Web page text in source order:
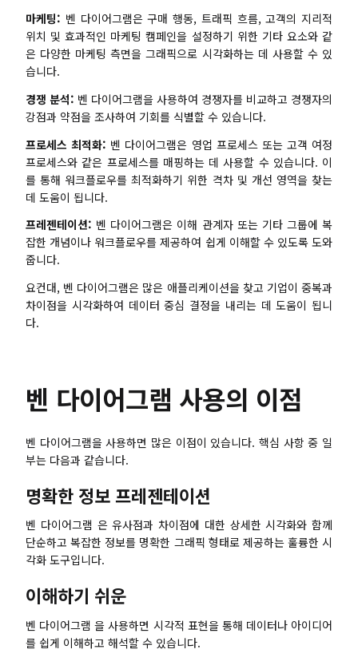
다운로드
업데이트 일기
블로그
기업
기업 버전
프라이빗 네트워크 배포
가격
마케팅: 벤 다이어그램은 구매 행동, 트래픽 흐름, 고객의 지리적
위치 및 효과적인 마케팅 캠페인을 설정하기 위한 기타 요소와 같
은 다양한 마케팅 측면을 그래픽으로 시각화하는 데 사용할 수 있
습니다.
경쟁 분석: 벤 다이어그램을 사용하여 경쟁자를 비교하고 경쟁자의
강점과 약점을 조사하여 기회를 식별할 수 있습니다.
프로세스 최적화: 벤 다이어그램은 영업 프로세스 또는 고객 여정
프로세스와 같은 프로세스를 매핑하는 데 사용할 수 있습니다. 이
를 통해 워크플로우를 최적화하기 위한 격차 및 개선 영역을 찾는
데 도움이 됩니다.
프레젠테이션: 벤 다이어그램은 이해 관계자 또는 기타 그룹에 복
잡한 개념이나 워크플로우를 제공하여 쉽게 이해할 수 있도록 도와
줍니다.
요컨대, 벤 다이어그램은 많은 애플리케이션을 찾고 기업이 중복과
차이점을 시각화하여 데이터 중심 결정을 내리는 데 도움이 됩니
다.
벤 다이어그램 사용의 이점
벤 다이어그램을 사용하면 많은 이점이 있습니다. 핵심 사항 중 일
부는 다음과 같습니다.
명확한 정보 프레젠테이션
벤 다이어그램 은 유사점과 차이점에 대한 상세한 시각화와 함께
단순하고 복잡한 정보를 명확한 그래픽 형태로 제공하는 훌륭한 시
각화 도구입니다.
이해하기 쉬운
벤 다이어그램 을 사용하면 시각적 표현을 통해 데이터나 아이디어
를 쉽게 이해하고 해석할 수 있습니다.